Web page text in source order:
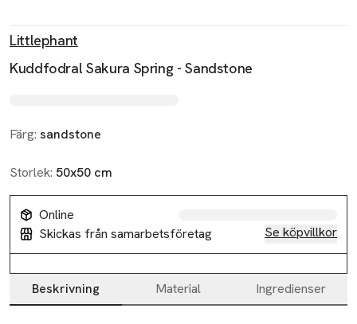
Littlephant
Kuddfodral Sakura Spring - Sandstone
Färg: sandstone
Storlek: 50x50 cm
Online
Skickas från samarbetsföretag
Se köpvillkor
Beskrivning Material Ingredienser